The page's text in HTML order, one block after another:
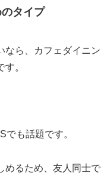
タイプ
なら、カフェダイニン
。
も話題です。
めるため、友人同士で